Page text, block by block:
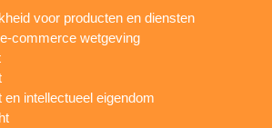
voor producten en diensten
commerce wetgeving
en intellectueel eigendom